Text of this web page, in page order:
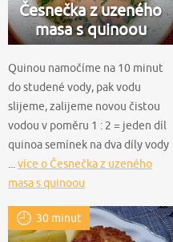
Česnečka z uzeného
masa s quinoou
Quinou namočíme na 10 minut
do studené vody, pak vodu
slijeme, zalijeme novou čistou
vodou v poměru 1 : 2 = jeden díl
quinoa semínek na dva díly vody
více o Česnečka z uzeného
masa s quinoou
30 minut